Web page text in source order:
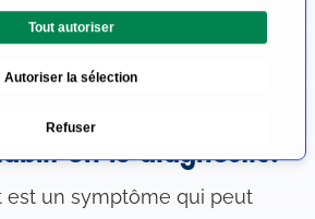
Tout autoriser
Autoriser la sélection
Refuser
doit donc toujours être
d’un tremblement
on le diagnostic?
un symptôme qui peut